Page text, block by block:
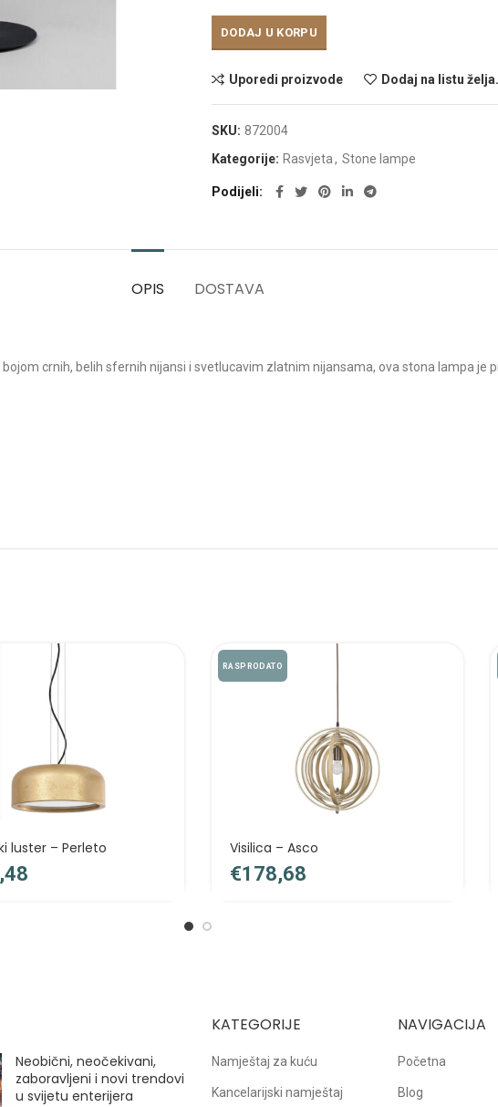
DODAJ U KORPU
Uporedi proizvode Dodaj na listu želja.
SKU: 872004
Kategorije: Rasvjeta, Stone lampe
Podijeli
OPIS DOSTAVA
crnih, belih sfernih nijansi i svetlucavim zlatnim nijansama, ova stona lampa je
luster – Perleto
RASPRODATO
Visilica – Asco
€
Neobični, neočekivani,
zaboravljeni i novi trendovi
u svijetu enterijera
KATEGORIJE
Namještaj za kuću
Kancelarijski namještaj
NAVIGACIJA
Početna
Blog